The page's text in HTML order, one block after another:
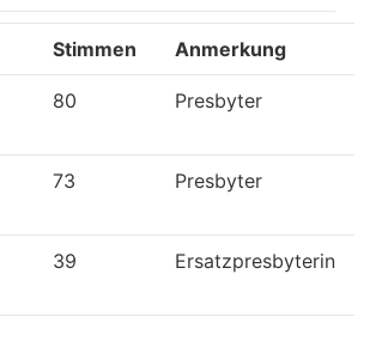
Stimmen Anmerkung
80 Presbyter
73 Presbyter
39 Ersatzpresbyterin